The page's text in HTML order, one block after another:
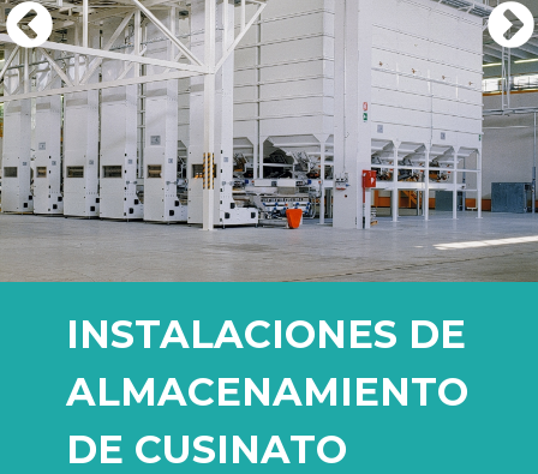
INSTALACIONES DE
ALMACENAMIENTO
DE CUSINATO